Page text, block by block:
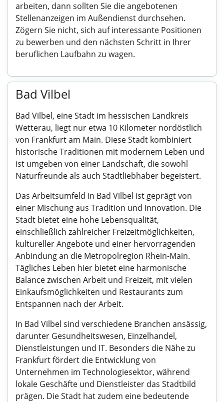
arbeiten, dann sollten Sie die angebotenen
Stellenanzeigen im Außendienst durchsehen.
Zögern Sie nicht, sich auf interessante Positionen
zu bewerben und den nächsten Schritt in Ihrer
beruflichen Laufbahn zu wagen.
Bad Vilbel
Bad Vilbel, eine Stadt im hessischen Landkreis
Wetterau, liegt nur etwa 10 Kilometer nordöstlich
von Frankfurt am Main. Diese Stadt kombiniert
historische Traditionen mit modernem Leben und
ist umgeben von einer Landschaft, die sowohl
Naturfreunde als auch Stadtliebhaber begeistert.
Das Arbeitsumfeld in Bad Vilbel ist geprägt von
einer Mischung aus Tradition und Innovation. Die
Stadt bietet eine hohe Lebensqualität,
einschließlich zahlreicher Freizeitmöglichkeiten,
kultureller Angebote und einer hervorragenden
Anbindung an die Metropolregion Rhein-Main.
Tägliches Leben hier bietet eine harmonische
Balance zwischen Arbeit und Freizeit, mit vielen
Einkaufsmöglichkeiten und Restaurants zum
Entspannen nach der Arbeit.
In Bad Vilbel sind verschiedene Branchen ansässig,
darunter Gesundheitswesen, Einzelhandel,
Dienstleistungen und IT. Besonders die Nähe zu
Frankfurt fördert die Entwicklung von
Unternehmen im Technologiesektor, während
lokale Geschäfte und Dienstleister das Stadtbild
prägen. Die Stadt hat zudem eine bedeutende